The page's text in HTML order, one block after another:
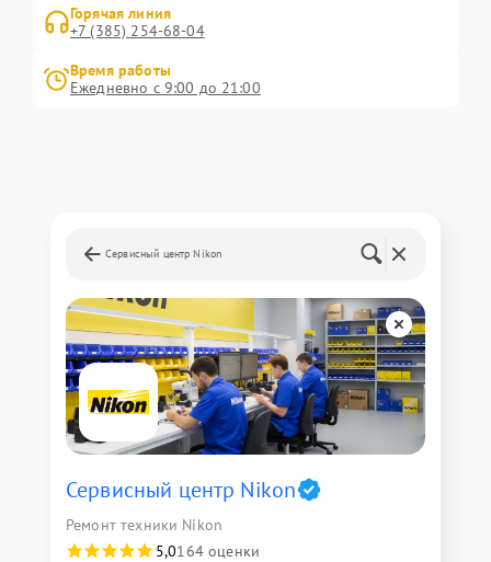
Горячая линия
+7 (385) 254-68-04
Время работы
Ежедневно с 9:00 до 21:00
Сервисный центр Nikon
Сервисный центр Nikon
Ремонт техники Nikon
5,0164 оценки